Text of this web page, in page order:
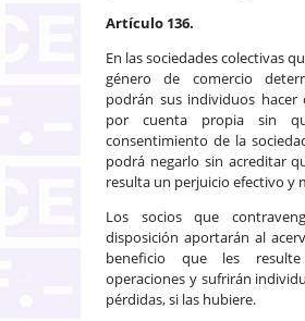
Artículo 136.
En las sociedades colectivas
género de comercio
podrán sus individuos hacer
por cuenta propia sin
consentimiento de la
podrá negarlo sin acreditar
resulta un perjuicio efectivo y
Los socios que
disposición aportarán al
beneficio que les
operaciones y sufrirán
pérdidas, si las hubiere.